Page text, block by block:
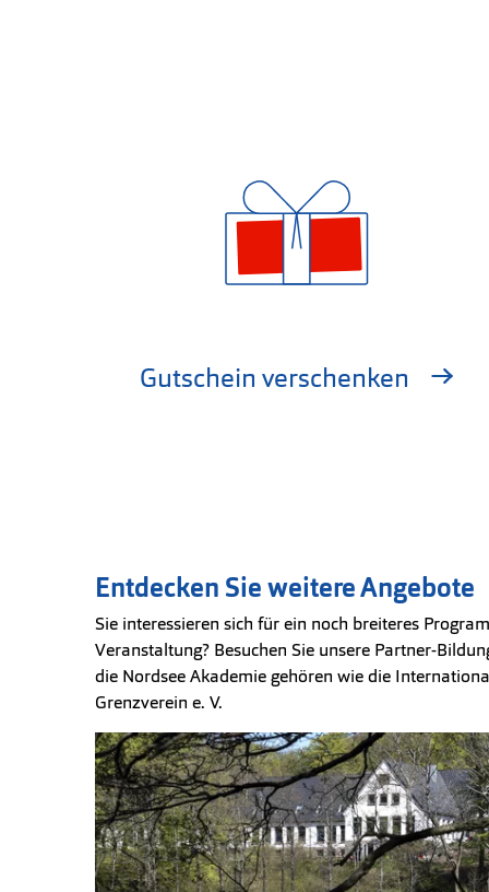
Gutschein verschenken
Entdecken Sie weitere Angebote
Sie interessieren sich für ein noch breiteres
Veranstaltung? Besuchen Sie unsere Partner-
die Nordsee Akademie gehören wie die
Grenzverein e. V.